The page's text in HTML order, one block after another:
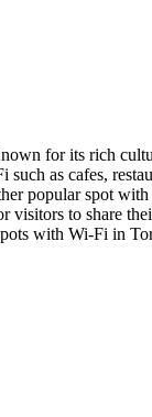
for its rich
as cafes,
popular spot
to share
with Wi-Fi in